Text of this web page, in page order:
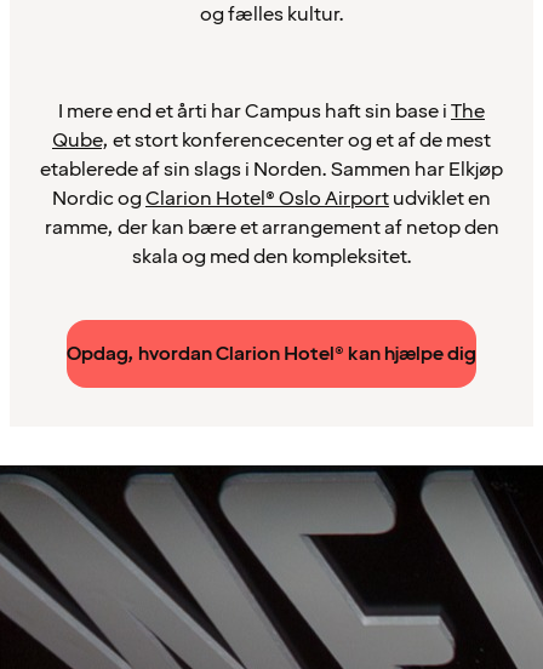
og fælles kultur.
I mere end et årti har Campus haft sin base iThe
Qube, et stort konferencecenter og et af de mest
etablerede af sin slags i Norden. Sammen har Elkjøp
Nordic ogClarion Hotel® Oslo Airportudviklet en
ramme, der kan bære et arrangement af netop den
skala og med den kompleksitet.
Opdag, hvordan Clarion Hotel® kan hjælpe dig